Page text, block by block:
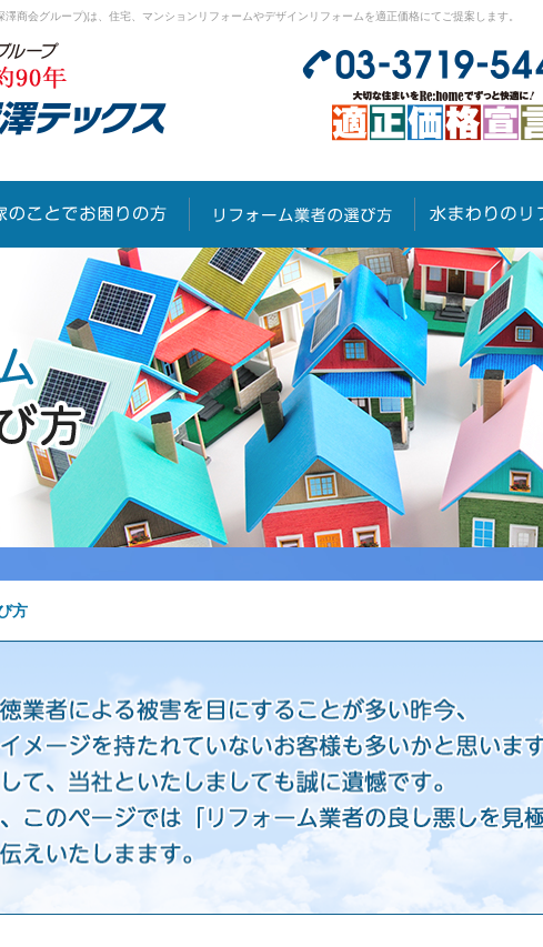
商会グループ)は、住宅、マンションリフォームやデザインリフォームを適正価格にてご提案します。
方